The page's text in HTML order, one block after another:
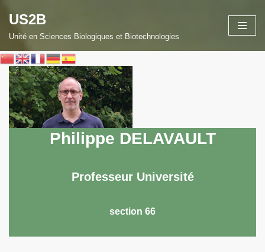
Aller
contenu
US2B
Unité en Sciences Biologiques et Biotechnologies
Philippe DELAVAULT
Professeur Université
section 66